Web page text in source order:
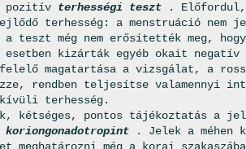
pozitív terhességi teszt
. Előfordul,
terhesség: a menstruáció nem
a teszt még nem erősítették meg,
esetben kizárták egyéb okait
magatartása a vizsgálat, a
rendben teljesítse valamennyi
terhesség.
kétséges, pontos tájékoztatás a
koriongonadotropint
. Jelek a méhen